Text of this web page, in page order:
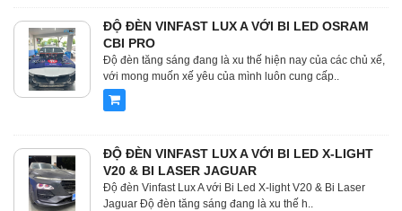
ĐỘ ĐÈN VINFAST LUX A VỚI BI LED OSRAM
CBI PRO
Độ đèn tăng sáng đang là xu thế hiện nay của các chủ xế,
với mong muốn xế yêu của mình luôn cung cấp..
ĐỘ ĐÈN VINFAST LUX A VỚI BI LED X-LIGHT
V20 & BI LASER JAGUAR
Độ đèn Vinfast Lux A với Bi Led X-light V20 & Bi Laser
Jaguar Độ đèn tăng sáng đang là xu thế h..